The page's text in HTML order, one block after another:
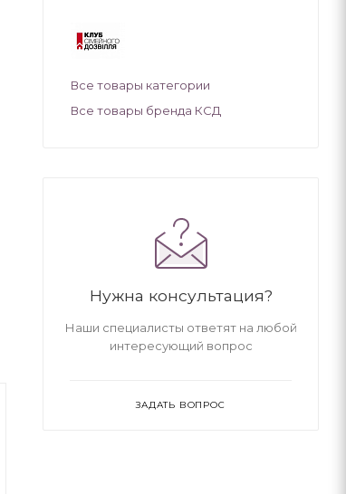
Все товары категории
Все товары бренда КСД
Нужна консультация?
Наши специалисты ответят на любой
интересующий вопрос
ЗАДАТЬ ВОПРОС